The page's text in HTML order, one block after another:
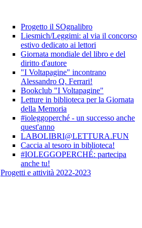
Progetto il SOgnalibro
Liesmich/Leggimi: al via il concorso
estivo dedicato ai lettori
Giornata mondiale del libro e del
diritto d'autore
"I Voltapagine" incontrano
Alessandro Q. Ferrari!
Bookclub "I Voltapagine"
Letture in biblioteca per la Giornata
della Memoria
#ioleggoperché - un successo anche
quest'anno
LABOLIBRI@LETTURA.FUN
Caccia al tesoro in biblioteca!
#IOLEGGOPERCHÉ: partecipa
anche tu!
Progetti e attività 2022-2023